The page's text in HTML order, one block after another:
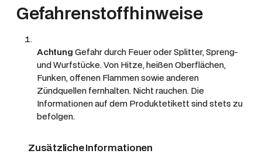
Gefahrenstoffhinweise
Achtung Gefahr durch Feuer oder Splitter, Spreng-
und Wurfstücke. Von Hitze, heißen Oberflächen,
Funken, offenen Flammen sowie anderen
Zündquellen fernhalten. Nicht rauchen. Die
Informationen auf dem Produktetikett sind stets zu
befolgen.
Zusätzliche Informationen